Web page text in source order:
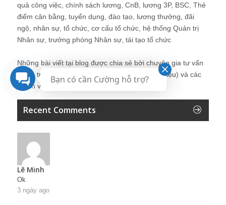
quả công việc, chính sách lương, CnB, lương 3P, BSC, Thẻ
điểm cân bằng, tuyển dụng, đào tạo, lương thưởng, đãi
ngộ, nhân sự, tổ chức, cơ cấu tổ chức, hệ thống Quản trị
Nhân sự, trưởng phòng Nhân sự, tái tạo tổ chức
Những bài viết tại blog được chia sẻ bởi chuyên gia tư vấn
Quản trị Nhân sự Nguyễn Hùng Cường (
giới thiệu) và các
thành viên khác trong cộng đồng Nhân sự.
Recent Comments
Lê Minh
Ok
3 ngày ago
Bạn có cần Cường hỗ trợ?